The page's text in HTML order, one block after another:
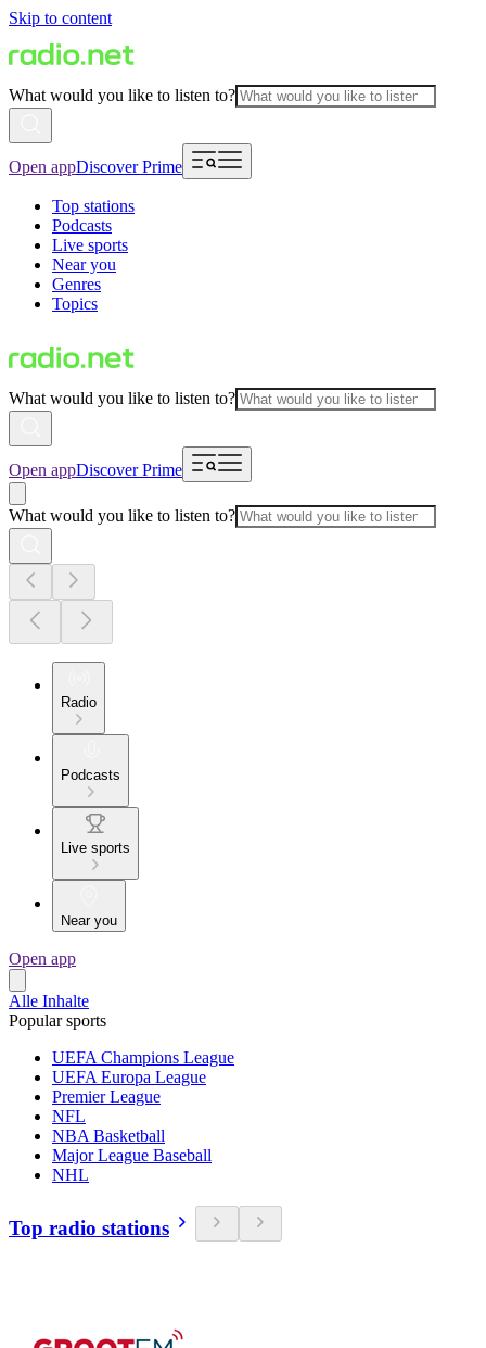
Skip to content
What would you like to listen to?
Open appDiscover Prime
Top stations
Podcasts
Live sports
Near you
Genres
Topics
What would you like to listen to?
Open appDiscover Prime
What would you like to listen to?
Radio
Podcasts
Live sports
Near you
Open app
Alle Inhalte
Popular sports
UEFA Champions League
UEFA Europa League
Premier League
NFL
NBA Basketball
Major League Baseball
NHL
Top radio stations